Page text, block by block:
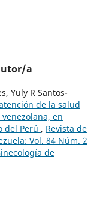
a
Yuly R Santos-
de la salud
en
del Perú , Revista de
Vol. 84 Núm. 2
de